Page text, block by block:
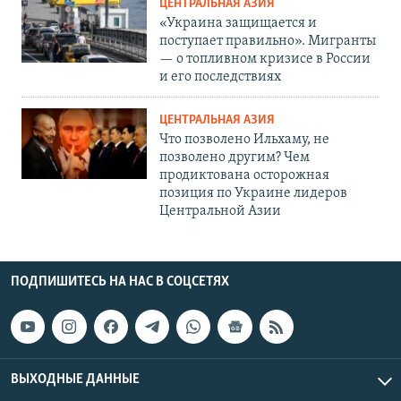
ЦЕНТРАЛЬНАЯ АЗИЯ
«Украина защищается и
поступает правильно». Мигранты
— о топливном кризисе в России
и его последствиях
ЦЕНТРАЛЬНАЯ АЗИЯ
Что позволено Ильхаму, не
позволено другим? Чем
продиктована осторожная
позиция по Украине лидеров
Центральной Азии
ПОДПИШИТЕСЬ НА НАС В СОЦСЕТЯХ
ВЫХОДНЫЕ ДАННЫЕ